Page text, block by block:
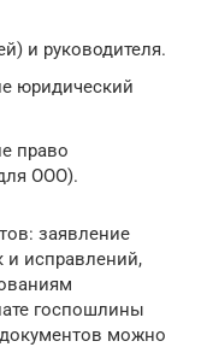
и руководителя.
юридический
право
ООО).
заявление
исправлений,
госпошлины
можно